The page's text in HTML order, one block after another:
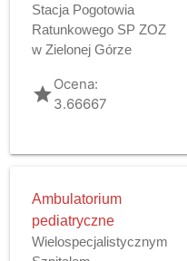
Stacja Pogotowia
Ratunkowego SP ZOZ
w Zielonej Górze
gradeOcena:
3.66667
Ambulatorium
pediatryczne
Wielospecjalistycznym